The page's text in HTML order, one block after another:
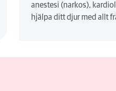
anestesi (narkos),
hjälpa ditt djur med allt